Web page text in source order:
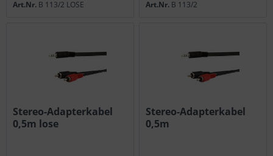
Art.Nr. B 113/2 LOSE Art.Nr. B 113/2
Stereo-Adapterkabel
0,5m lose
Stereo-Adapterkabel
0,5m